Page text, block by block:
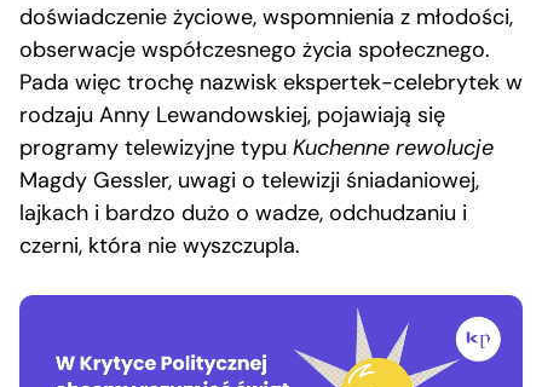
doświadczenie życiowe, wspomnienia z młodości,
obserwacje współczesnego życia społecznego.
Pada więc trochę nazwisk ekspertek-celebrytek w
rodzaju Anny Lewandowskiej, pojawiają się
programy telewizyjne typu Kuchenne rewolucje
Magdy Gessler, uwagi o telewizji śniadaniowej,
lajkach i bardzo dużo o wadze, odchudzaniu i
czerni, która nie wyszczupla.